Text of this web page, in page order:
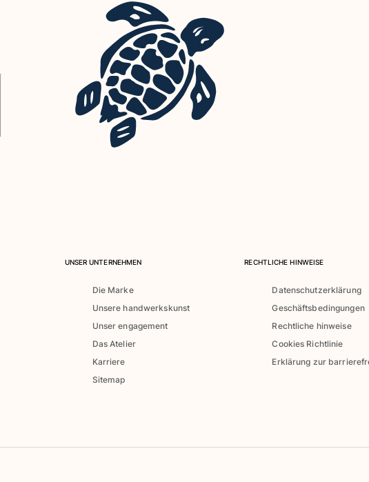
UNSER UNTERNEHMEN
Die Marke
Unsere handwerkskunst
Unser engagement
Das Atelier
Karriere
Sitemap
RECHTLICHE HINWEISE
Datenschutzerklärung
Geschäftsbedingungen
Rechtliche hinweise
Cookies Richtlinie
Erklärung zur